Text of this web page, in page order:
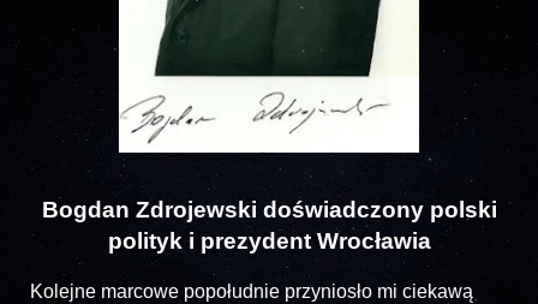
Bogdan Zdrojewski doświadczony polski
polityk i prezydent Wrocławia
Kolejne marcowe popołudnie przyniosło mi ciekawą